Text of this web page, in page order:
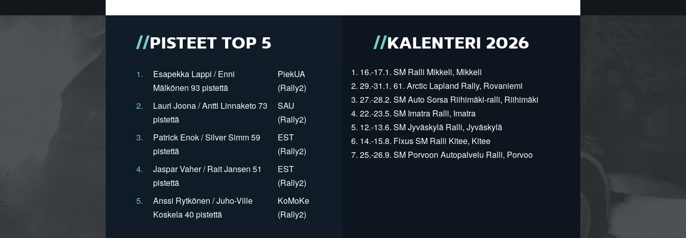
PISTEET TOP 5
1.
Esapekka Lappi / Enni
Mälkönen 93 pistettä
PiekUA
(Rally2)
2.
Lauri Joona / Antti Linnaketo 73
pistettä
SAU
(Rally2)
3.
Patrick Enok / Silver Simm 59
pistettä
EST
(Rally2)
4.
Jaspar Vaher / Rait Jansen 51
pistettä
EST
(Rally2)
5.
Anssi Rytkönen / Juho-Ville
Koskela 40 pistettä
KoMoKe
(Rally2)
KALENTERI 2026
1. 16.-17.1. SM Ralli Mikkeli, Mikkeli
2. 29.-31.1. 61. Arctic Lapland Rally, Rovaniemi
3. 27.-28.2. SM Auto Sorsa Riihimäki-ralli, Riihimäki
4. 22.-23.5. SM Imatra Ralli, Imatra
5. 12.-13.6. SM Jyväskylä Ralli, Jyväskylä
6. 14.-15.8. Fixus SM Ralli Kitee, Kitee
7. 25.-26.9. SM Porvoon Autopalvelu Ralli, Porvoo